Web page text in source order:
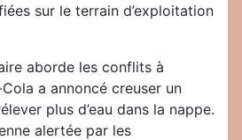
sur le terrain d’exploitation
aborde les conflits à
a annoncé creuser un
plus d’eau dans la nappe.
alertée par les